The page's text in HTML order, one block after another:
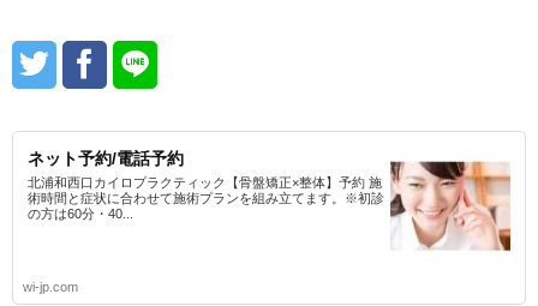
ネット予約/電話予約
北浦和西口カイロプラクティック【骨盤矯正×整体】予約 施
術時間と症状に合わせて施術プランを組み立てます。※初診
の方は60分・40...
wi-jp.com